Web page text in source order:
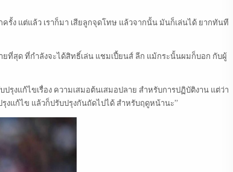
ครั้ง แต่แล้ว เราก็มา เสียลูกจุดโทษ แล้วจากนั้น มันก็เล่นได้ ยากทันที
ยที่สุด ที่กำลังจะได้สิทธิ์เล่น แชมเปี้ยนส์ ลีก แม้กระนั้นผมก็บอก กับผู้
ปรุงแก้ไขเรื่อง ความเสมอต้นเสมอปลาย สำหรับการปฏิบัติงาน แต่ว่า
งแก้ไข แล้วก็ปรับปรุงกันถัดไปได้ สำหรับฤดูหน้านะ”